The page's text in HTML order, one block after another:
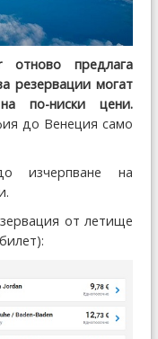
отново предлага
резервации могат
по-ниски цени.
до Венеция само
изчерпване на
от летище